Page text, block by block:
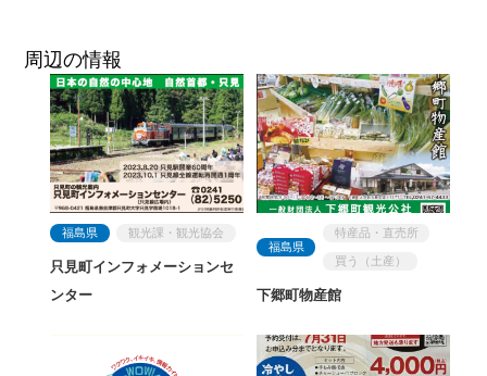
周辺の情報
福島県 観光課・観光協会
只見町インフォメーションセ
ンター
福島県
特産品・直売所
買う（土産）
下郷町物産館